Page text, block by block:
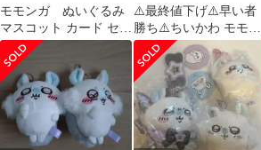
モモンガ ぬいぐるみ
マスコット カード セッ
ト
⚠️最終値下げ⚠️早い者
勝ち⚠️ちいかわ モモン
ガ ぬいぐるみマスコッ
ト